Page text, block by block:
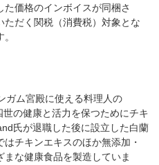
価格のインボイスが同梱さ
だく関税（消費税）対象とな
ガム宮殿に使える料理人の
の健康と活力を保つためにチキ
氏が退職した後に設立した白蘭
チキンエキスのほか無添加・
な健康食品を製造していま